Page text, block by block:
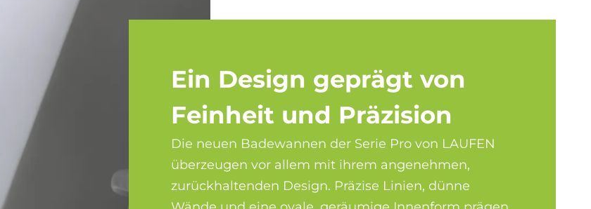
Ein De­sign ge­prä­gt von
Fein­heit und Prä­zi­si­on
Die neuen Badewannen der Serie Pro von LAUFEN
überzeugen vor allem mit ihrem angenehmen,
zurückhaltenden Design. Präzise Linien, dünne